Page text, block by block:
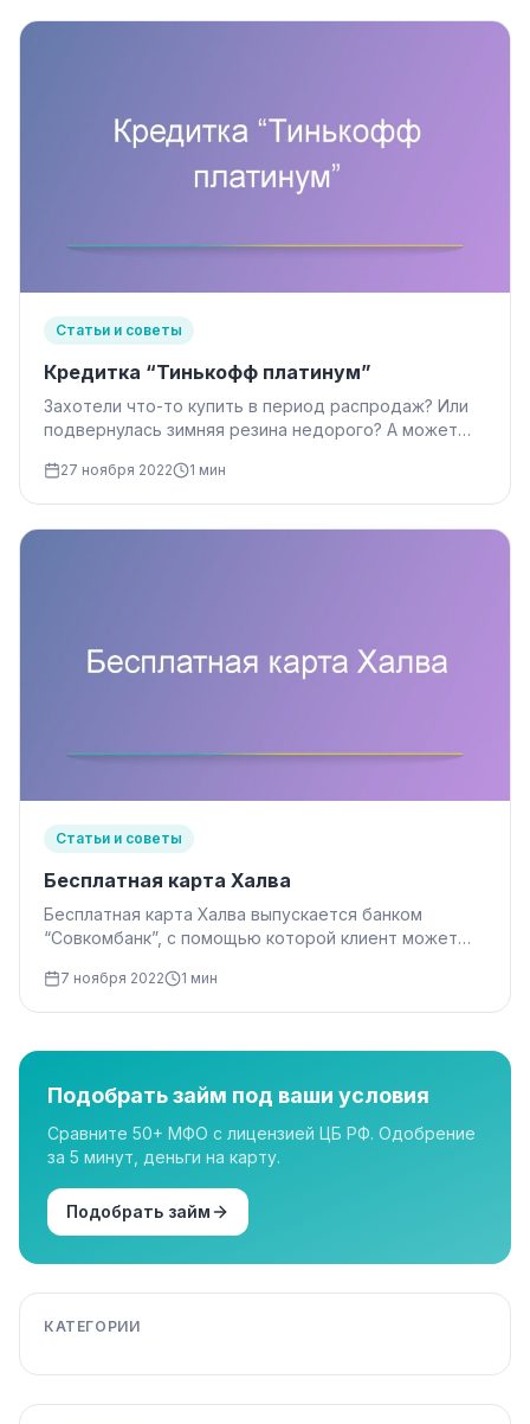
Статьи и советы
Кредитка “Тинькофф платинум”
Захотели что-то купить в период распродаж? Или
подвернулась зимняя резина недорого? А может
27 ноября 2022 1 мин
Статьи и советы
Бесплатная карта Халва
Бесплатная карта Халва выпускается банком
“Совкомбанк”, с помощью которой клиент может
7 ноября 2022 1 мин
Подобрать займ под ваши условия
Сравните 50+ МФО с лицензией ЦБ РФ. Одобрение
за 5 минут, деньги на карту.
Подобрать займ
КАТЕГОРИИ